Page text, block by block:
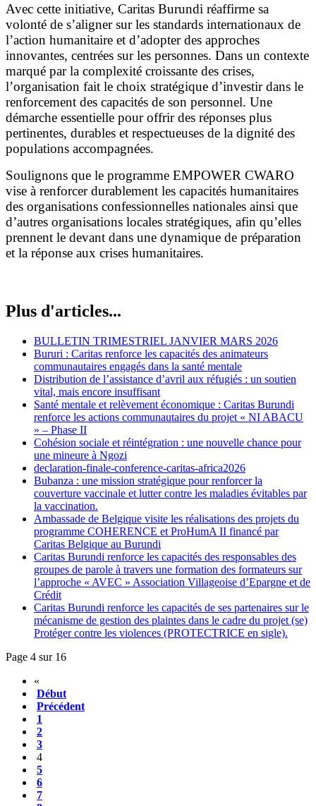
Avec cette initiative, Caritas Burundi réaffirme sa
volonté de s’aligner sur les standards internationaux de
l’action humanitaire et d’adopter des approches
innovantes, centrées sur les personnes. Dans un contexte
marqué par la complexité croissante des crises,
l’organisation fait le choix stratégique d’investir dans le
renforcement des capacités de son personnel. Une
démarche essentielle pour offrir des réponses plus
pertinentes, durables et respectueuses de la dignité des
populations accompagnées.
Soulignons que le programme EMPOWER CWARO
vise à renforcer durablement les capacités humanitaires
des organisations confessionnelles nationales ainsi que
d’autres organisations locales stratégiques, afin qu’elles
prennent le devant dans une dynamique de préparation
et la réponse aux crises humanitaires.
Plus d'articles...
BULLETIN TRIMESTRIEL JANVIER MARS 2026
Bururi : Caritas renforce les capacités des animateurs
communautaires engagés dans la santé mentale
Distribution de l’assistance d’avril aux réfugiés : un soutien
vital, mais encore insuffisant
Santé mentale et relèvement économique : Caritas Burundi
renforce les actions communautaires du projet « NI ABACU
» – Phase II
Cohésion sociale et réintégration : une nouvelle chance pour
une mineure à Ngozi
declaration-finale-conference-caritas-africa2026
Bubanza : une mission stratégique pour renforcer la
couverture vaccinale et lutter contre les maladies évitables par
la vaccination.
Ambassade de Belgique visite les réalisations des projets du
programme COHERENCE et ProHumA II financé par
Caritas Belgique au Burundi
Caritas Burundi renforce les capacités des responsables des
groupes de parole à travers une formation des formateurs sur
l’approche « AVEC » Association Villageoise d’Epargne et de
Crédit
Caritas Burundi renforce les capacités de ses partenaires sur le
mécanisme de gestion des plaintes dans le cadre du projet (se)
Protéger contre les violences (PROTECTRICE en sigle).
Page 4 sur 16
«
Début
Précédent
1
2
3
4
5
6
7